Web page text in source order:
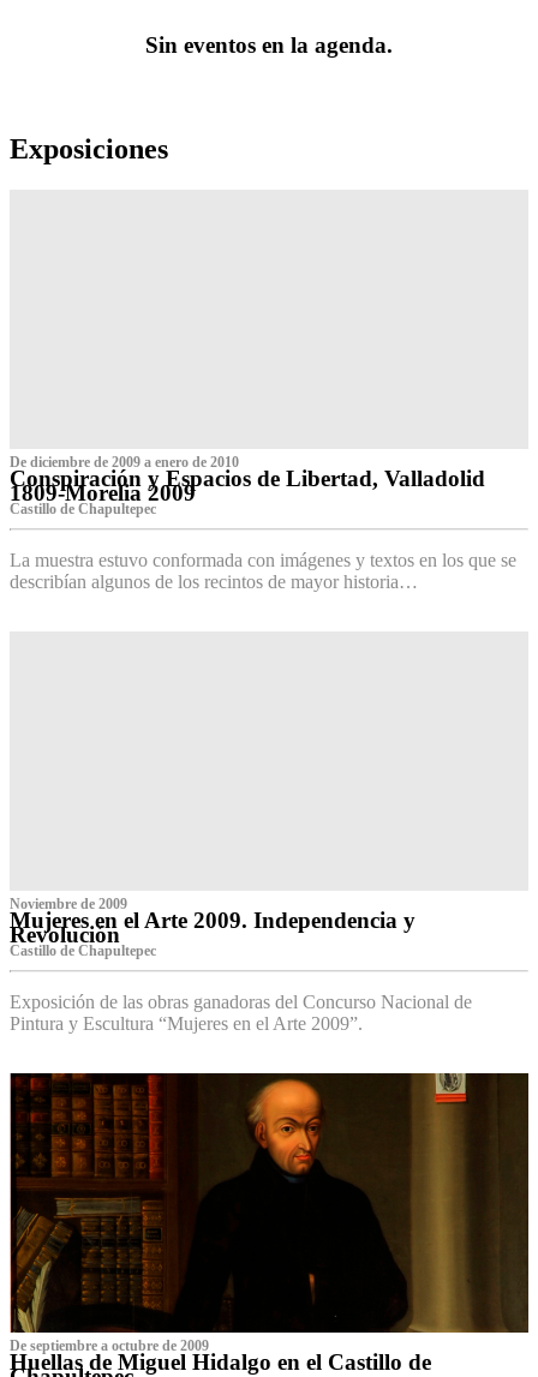
Sin eventos en la agenda.
Exposiciones
De diciembre de 2009 a enero de 2010
Conspiración y Espacios de Libertad, Valladolid
1809-Morelia 2009
Castillo de Chapultepec
La muestra estuvo conformada con imágenes y textos en los que se
describían algunos de los recintos de mayor historia…
Noviembre de 2009
Mujeres en el Arte 2009. Independencia y
Revolución
Castillo de Chapultepec
Exposición de las obras ganadoras del Concurso Nacional de
Pintura y Escultura “Mujeres en el Arte 2009”.
De septiembre a octubre de 2009
Huellas de Miguel Hidalgo en el Castillo de